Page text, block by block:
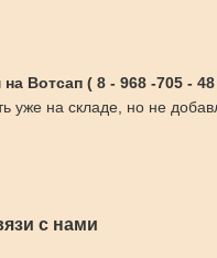
Вотсап ( 8 - 968 -705 - 48
уже на складе, но не
с нами